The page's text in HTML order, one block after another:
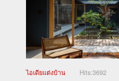
ไอเดียแต่งบ้าน Hits:3692